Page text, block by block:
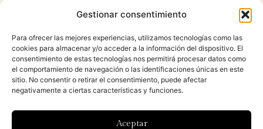
Gestionar consentimiento
Para ofrecer las mejores experiencias, utilizamos tecnologías como las
cookies para almacenar y/o acceder a la información del dispositivo. El
consentimiento de estas tecnologías nos permitirá procesar datos como
el comportamiento de navegación o las identificaciones únicas en este
sitio. No consentir o retirar el consentimiento, puede afectar
negativamente a ciertas características y funciones.
Aceptar